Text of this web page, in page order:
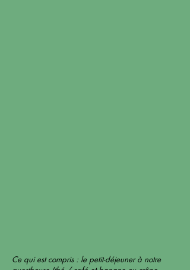
Ce qui est compris : le petit-déjeuner à notre